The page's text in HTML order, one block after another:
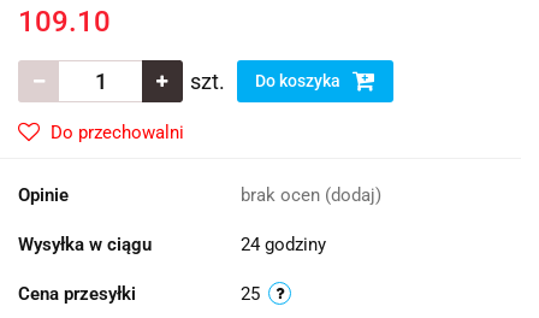
109.10
szt. Do koszyka
Do przechowalni
Opinie brak ocen (dodaj)
Wysyłka w ciągu 24 godziny
Cena przesyłki 25